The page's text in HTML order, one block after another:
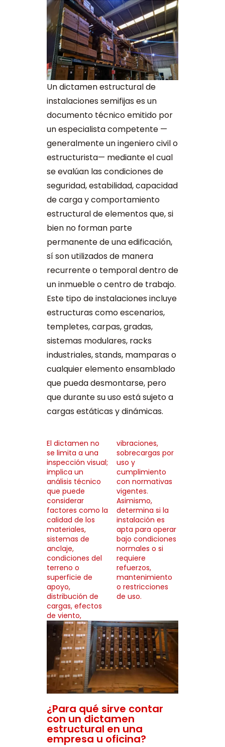
Un dictamen estructural de
instalaciones semifijas es un
documento técnico emitido por
un especialista competente —
generalmente un ingeniero civil o
estructurista— mediante el cual
se evalúan las condiciones de
seguridad, estabilidad, capacidad
de carga y comportamiento
estructural de elementos que, si
bien no forman parte
permanente de una edificación,
sí son utilizados de manera
recurrente o temporal dentro de
un inmueble o centro de trabajo.
Este tipo de instalaciones incluye
estructuras como escenarios,
templetes, carpas, gradas,
sistemas modulares, racks
industriales, stands, mamparas o
cualquier elemento ensamblado
que pueda desmontarse, pero
que durante su uso está sujeto a
cargas estáticas y dinámicas.
El dictamen no
se limita a una
inspección visual;
implica un
análisis técnico
que puede
considerar
factores como la
calidad de los
materiales,
sistemas de
anclaje,
condiciones del
terreno o
superficie de
apoyo,
distribución de
cargas, efectos
de viento,
vibraciones,
sobrecargas por
uso y
cumplimiento
con normativas
vigentes.
Asimismo,
determina si la
instalación es
apta para operar
bajo condiciones
normales o si
requiere
refuerzos,
mantenimiento
o restricciones
de uso.
¿Para qué sirve contar
con un dictamen
estructural en una
empresa u oficina?